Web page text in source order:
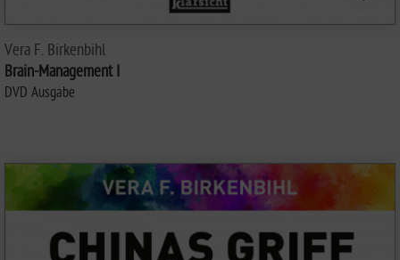
Vera F. Birkenbihl
Brain-Management I
DVD Ausgabe